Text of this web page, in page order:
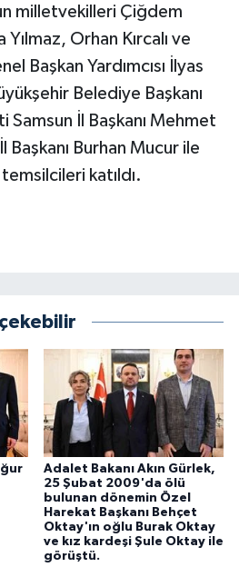
milletvekilleri Çiğdem
Orhan Kırcalı ve
Başkan Yardımcısı İlyas
Belediye Başkanı
Samsun İl Başkanı Mehmet
Başkanı Burhan Mucur ile
katıldı.
Adalet Bakanı Akın Gürlek,
25 Şubat 2009'da ölü
bulunan dönemin Özel
Harekat Başkanı Behçet
Oktay'ın oğlu Burak Oktay
ve kız kardeşi Şule Oktay ile
görüştü.